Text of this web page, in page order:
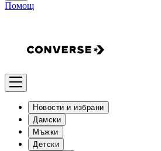
Помощ
Новости и избрани
Дамски
Мъжки
Детски